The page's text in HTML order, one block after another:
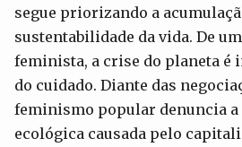
segue priorizando a
sustentabilidade da vida. De
feminista, a crise do planeta é
do cuidado. Diante das
feminismo popular denuncia a
ecológica causada pelo